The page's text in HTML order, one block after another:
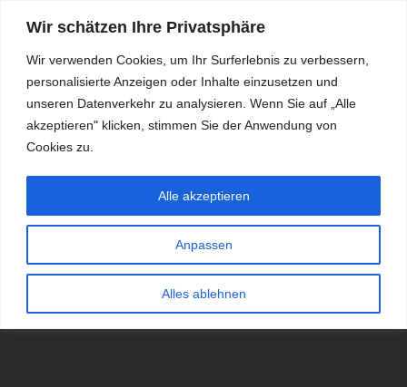
Wir schätzen Ihre Privatsphäre
Wir verwenden Cookies, um Ihr Surferlebnis zu verbessern,
personalisierte Anzeigen oder Inhalte einzusetzen und
unseren Datenverkehr zu analysieren. Wenn Sie auf „Alle
akzeptieren" klicken, stimmen Sie der Anwendung von
Cookies zu.
Anpassen
Alles ablehnen
Alle akzeptieren
RDKS.EXPERT
TESTS, EXPERTEN-TIPPS RUND UM DAS THEMA RDKS UND